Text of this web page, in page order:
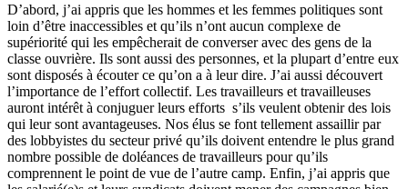
D’abord, j’ai appris que les hommes et les femmes politiques sont
loin d’être inaccessibles et qu’ils n’ont aucun complexe de
supériorité qui les empêcherait de converser avec des gens de la
classe ouvrière. Ils sont aussi des personnes, et la plupart d’entre eux
sont disposés à écouter ce qu’on a à leur dire. J’ai aussi découvert
l’importance de l’effort collectif. Les travailleurs et travailleuses
auront intérêt à conjuguer leurs efforts s’ils veulent obtenir des lois
qui leur sont avantageuses. Nos élus se font tellement assaillir par
des lobbyistes du secteur privé qu’ils doivent entendre le plus grand
nombre possible de doléances de travailleurs pour qu’ils
comprennent le point de vue de l’autre camp. Enfin, j’ai appris que